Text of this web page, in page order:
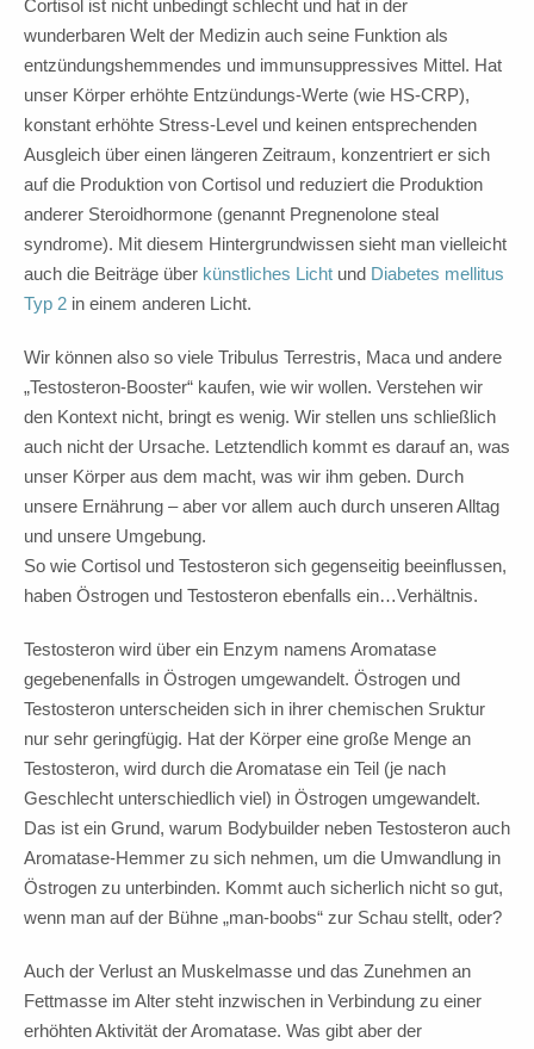
Cortisol ist nicht unbedingt schlecht und hat in der
wunderbaren Welt der Medizin auch seine Funktion als
entzündungshemmendes und immunsuppressives Mittel. Hat
unser Körper erhöhte Entzündungs-Werte (wie HS-CRP),
konstant erhöhte Stress-Level und keinen entsprechenden
Ausgleich über einen längeren Zeitraum, konzentriert er sich
auf die Produktion von Cortisol und reduziert die Produktion
anderer Steroidhormone (genannt Pregnenolone steal
syndrome). Mit diesem Hintergrundwissen sieht man vielleicht
auch die Beiträge über künstliches Licht und Diabetes mellitus
Typ 2 in einem anderen Licht.
Wir können also so viele Tribulus Terrestris, Maca und andere
„Testosteron-Booster“ kaufen, wie wir wollen. Verstehen wir
den Kontext nicht, bringt es wenig. Wir stellen uns schließlich
auch nicht der Ursache. Letztendlich kommt es darauf an, was
unser Körper aus dem macht, was wir ihm geben. Durch
unsere Ernährung – aber vor allem auch durch unseren Alltag
und unsere Umgebung.
So wie Cortisol und Testosteron sich gegenseitig beeinflussen,
haben Östrogen und Testosteron ebenfalls ein…Verhältnis.
Testosteron wird über ein Enzym namens Aromatase
gegebenenfalls in Östrogen umgewandelt. Östrogen und
Testosteron unterscheiden sich in ihrer chemischen Sruktur
nur sehr geringfügig. Hat der Körper eine große Menge an
Testosteron, wird durch die Aromatase ein Teil (je nach
Geschlecht unterschiedlich viel) in Östrogen umgewandelt.
Das ist ein Grund, warum Bodybuilder neben Testosteron auch
Aromatase-Hemmer zu sich nehmen, um die Umwandlung in
Östrogen zu unterbinden. Kommt auch sicherlich nicht so gut,
wenn man auf der Bühne „man-boobs“ zur Schau stellt, oder?
Auch der Verlust an Muskelmasse und das Zunehmen an
Fettmasse im Alter steht inzwischen in Verbindung zu einer
erhöhten Aktivität der Aromatase. Was gibt aber der